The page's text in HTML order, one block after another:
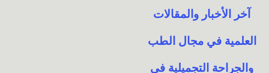
آخر الأخبار والمقالات
العلمية في مجال الطب
والجراحة التجميلية في